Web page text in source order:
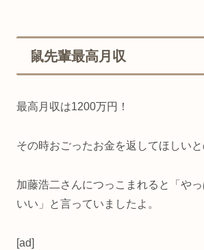
鼠先輩最高月収
最高月収は1200万円！
その時おごったお金を返してほしいと
加藤浩二さんにつっこまれると「や
いい」と言っていましたよ。
[ad]